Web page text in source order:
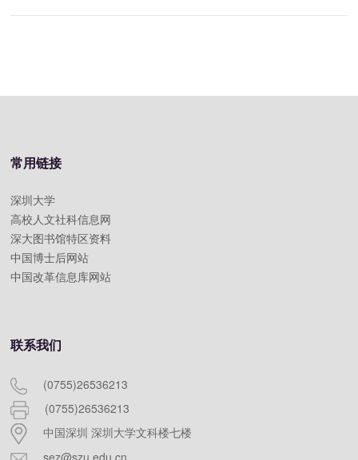
常用链接
深圳大学
高校人文社科信息网
深大图书馆特区资料
中国博士后网站
中国改革信息库网站
联系我们
(0755)26536213
(0755)26536213
中国深圳 深圳大学文科楼七楼
sez@szu.edu.cn